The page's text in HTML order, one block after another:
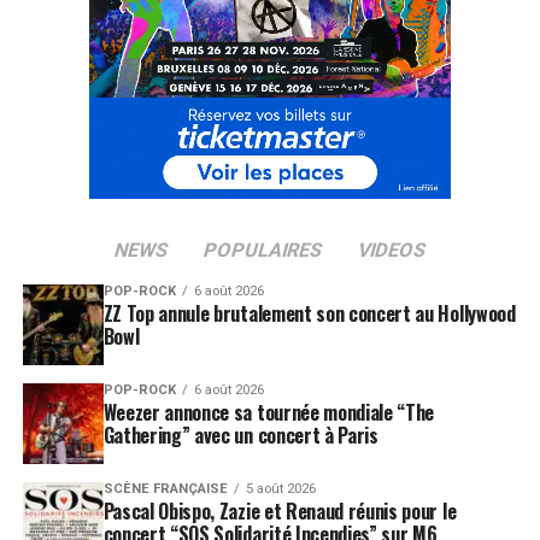
SUJETS ASSOCIÉS: STANISLAS
NEWS POPULAIRES VIDEOS
POP-ROCK 6 août 2026
ZZ Top annule brutalement son concert au Hollywood
Bowl
POP-ROCK 6 août 2026
Weezer annonce sa tournée mondiale “The
Gathering” avec un concert à Paris
SCÈNE FRANÇAISE 5 août 2026
Pascal Obispo, Zazie et Renaud réunis pour le
concert “SOS Solidarité Incendies” sur M6